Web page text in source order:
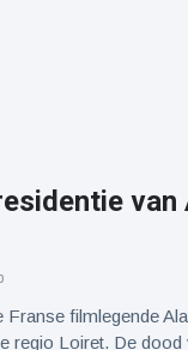
van
filmlegende
regio Loiret. De dood